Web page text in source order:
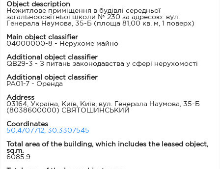
Object description
Нежитлове приміщення в будівлі середньої
загальноосвітньої школи № 230 за адресою: вул.
Генерала Наумова, 35-Б (площа 81,00 кв. м, 1 поверх)
Main object classifier
04000000-8 - Нерухоме майно
Additional object classifier
QB29-3 - З питань законодавства у сфері нерухомості
Additional object classifier
PA01-7 - Оренда
Address
03164, Україна, Київ, Київ, вул. Генерала Наумова, 35-Б
(8038600000) СВЯТОШИНСЬКИЙ
Coordinates
50.4707712, 30.3307545
Total area of ​​the building, which includes the leased object,
sq.m.
6085.9